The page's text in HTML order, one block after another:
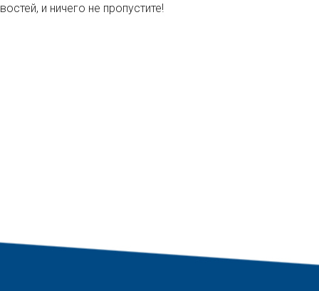
и ничего не пропустите!